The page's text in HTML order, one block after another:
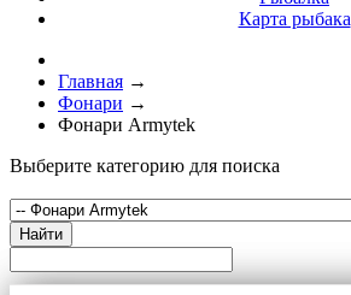
Карта рыбака
Главная →
Фонари →
Фонари Armytek
Выберите категорию для поиска
Найти